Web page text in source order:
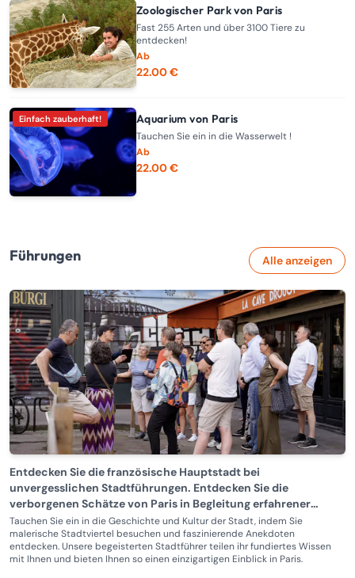
Zoologischer Park von Paris
Fast 255 Arten und über 3100 Tiere zu
entdecken!
Ab
22.00 €
Einfach zauberhaft! Aquarium von Paris
Tauchen Sie ein in die Wasserwelt !
Ab
22.00 €
Führungen Alle anzeigen
Entdecken Sie die französische Hauptstadt bei
unvergesslichen Stadtführungen. Entdecken Sie die
verborgenen Schätze von Paris in Begleitung erfahrener
Stadtführer, die Ihnen ein einzigartiges und bere
Tauchen Sie ein in die Geschichte und Kultur der Stadt, indem Sie
malerische Stadtviertel besuchen und faszinierende Anekdoten
entdecken. Unsere begeisterten Stadtführer teilen ihr fundiertes Wissen
mit Ihnen und bieten Ihnen so einen einzigartigen Einblick in Paris.